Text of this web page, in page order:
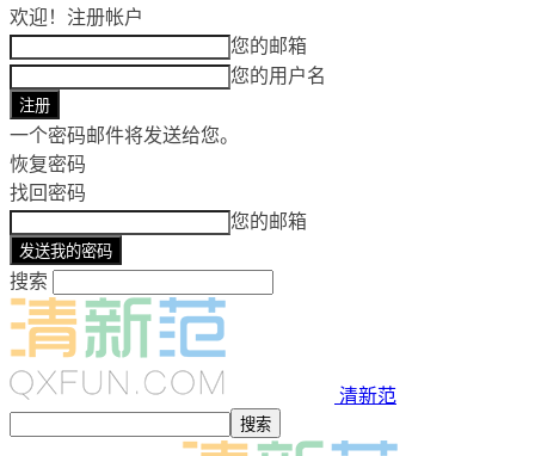
欢迎！ 注册帐户
您的邮箱
您的用户名
一个密码邮件将发送给您。
恢复密码
找回密码
您的邮箱
搜索
清新范